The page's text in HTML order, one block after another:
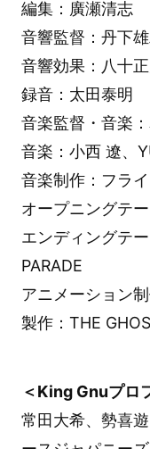
編集：廣瀬清志
音響監督：丹下
音響効果：八十
録音：太田泰明
音楽監督・音楽
音楽：小西 遼、
音楽制作：フラ
オープニングテ
エンディングテ
PARADE
アニメーション
製作：THE
＜King Gnuプロ
常田大希、勢喜